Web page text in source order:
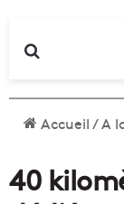
Accueil/A
40